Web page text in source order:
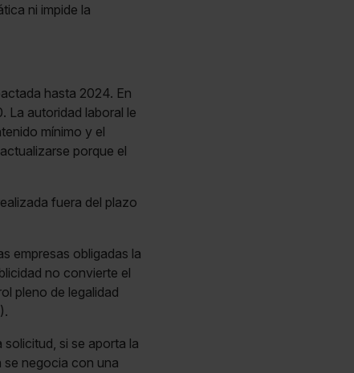
ni impide la
hasta 2024. En
La autoridad laboral le
mínimo y el
porque el
fuera del plazo
empresas obligadas la
no convierte el
pleno de legalidad
si se aporta la
se negocia con una